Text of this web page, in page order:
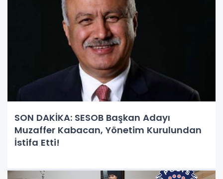
SON DAKİKA: SESOB Başkan Adayı
Muzaffer Kabacan, Yönetim Kurulundan
İstifa Etti!